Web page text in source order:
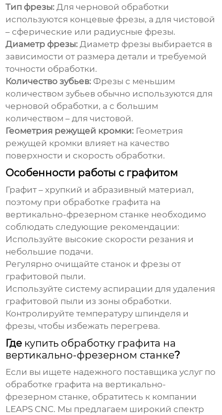
Тип фрезы: Для черновой обработки
используются концевые фрезы, а для чистовой
– сферические или радиусные фрезы.
Диаметр фрезы: Диаметр фрезы выбирается в
зависимости от размера детали и требуемой
точности обработки.
Количество зубьев: Фрезы с меньшим
количеством зубьев обычно используются для
черновой обработки, а с большим
количеством – для чистовой.
Геометрия режущей кромки: Геометрия
режущей кромки влияет на качество
поверхности и скорость обработки.
Особенности работы с графитом
Графит – хрупкий и абразивный материал,
поэтому при обработке графита на
вертикально-фрезерном станке необходимо
соблюдать следующие рекомендации:
Используйте высокие скорости резания и
небольшие подачи.
Регулярно очищайте станок и фрезы от
графитовой пыли.
Используйте систему аспирации для удаления
графитовой пыли из зоны обработки.
Контролируйте температуру шпинделя и
фрезы, чтобы избежать перегрева.
Где купить обработку графита на
вертикально-фрезерном станке?
Если вы ищете надежного поставщика услуг по
обработке графита на вертикально-
фрезерном станке, обратитесь к компании
LEAPS CNC. Мы предлагаем широкий спектр